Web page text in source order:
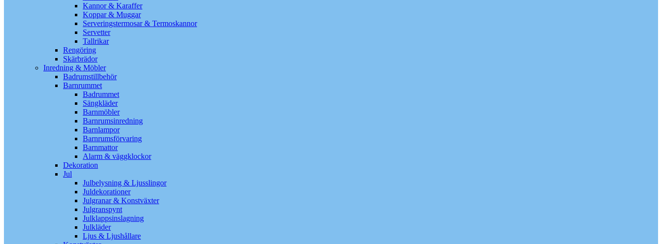
Kannor & Karaffer
Koppar & Muggar
Serveringstermosar & Termoskannor
Servetter
Tallrikar
Rengöring
Skärbrädor
Inredning & Möbler
Badrumstillbehör
Barnrummet
Badrummet
Sängkläder
Barnmöbler
Barnrumsinredning
Barnlampor
Barnrumsförvaring
Barnmattor
Alarm & väggklockor
Dekoration
Jul
Julbelysning & Ljusslingor
Juldekorationer
Julgranar & Konstväxter
Julgranspynt
Julklappsinslagning
Julkläder
Ljus & Ljushållare